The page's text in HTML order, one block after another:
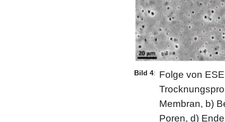
Bild 4: Folge von
Membran, b)
Poren, d)